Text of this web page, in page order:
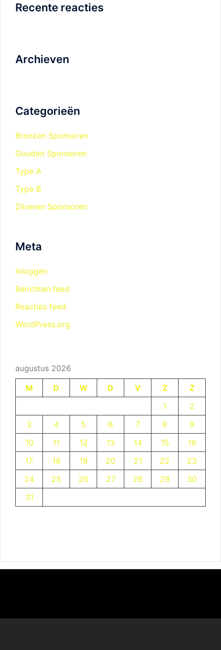
Recente reacties
Archieven
Categorieën
Bronzen Sponsoren
Gouden Sponsoren
Type A
Type B
Zilveren Sponsoren
Meta
Inloggen
Berichten feed
Reacties feed
WordPress.org
augustus 2026
M
D W D V Z
Z
1
2
3
4 5 6 7 8
9
10
11 12 13 14 15
16
17
18 19 20 21 22
23
24
25 26 27 28 29
30
31